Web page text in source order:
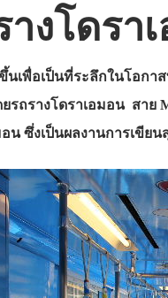
างโดรา
นเพื่อเป็นที่ระลึกในโอกา
ยรถรางโดราเอมอน สา
อน ซึ่งเป็นผลงานการเขีย